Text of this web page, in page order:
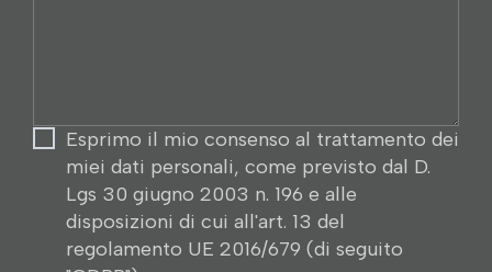
Esprimo il mio consenso al trattamento dei
miei dati personali, come previsto dal D.
Lgs 30 giugno 2003 n. 196 e alle
disposizioni di cui all'art. 13 del
regolamento UE 2016/679 (di seguito